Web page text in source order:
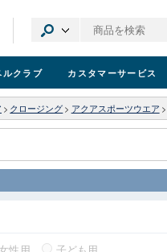
ルクラブ カスタマーサービス
> クロージング > アクアスポーツウエア >